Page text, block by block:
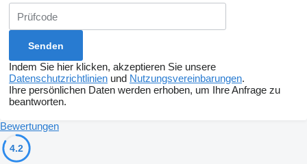
Indem Sie hier klicken, akzeptieren Sie unsere
Datenschutzrichtlinien und Nutzungsvereinbarungen.
Ihre persönlichen Daten werden erhoben, um Ihre Anfrage zu
beantworten.
Bewertungen
4.2